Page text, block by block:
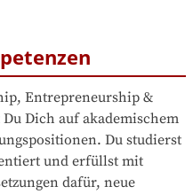
Entrepreneurship &
Dich auf akademischem
Du studierst
und erfüllst mit
dafür, neue